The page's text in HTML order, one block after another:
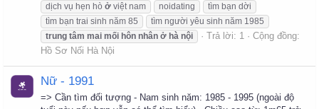
dịch vụ hẹn hò ở việt nam noidating
tìm bạn dời
tìm bạn trai sinh năm 85
tìm người yêu sinh năm 1985
trung tâm mai mối hôn nhân ở hà nội Trả lời: 1
Cộng đồng:
Hồ Sơ Nối Hà Nội
Nữ - 1991
=> Cần tìm đối tượng - Nam sinh năm: 1985 - 1995 (ngoài độ